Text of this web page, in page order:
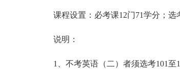
课程设置：必考课12门71学分；选
说明：
1、不考英语（二）者须选考101至